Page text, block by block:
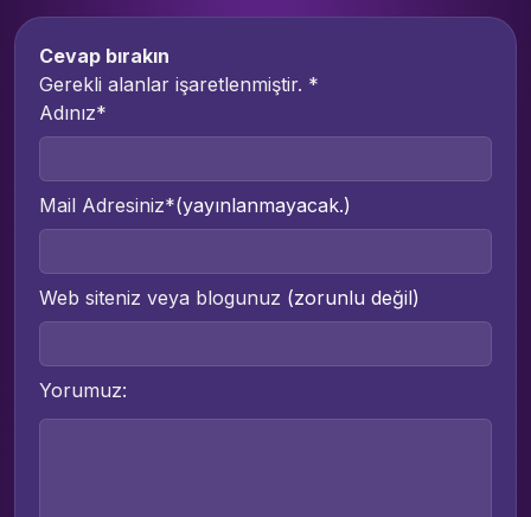
Cevap bırakın
Gerekli alanlar işaretlenmiştir. *
Adınız*
Mail Adresiniz*(yayınlanmayacak.)
Web siteniz veya blogunuz (zorunlu değil)
Yorumuz: